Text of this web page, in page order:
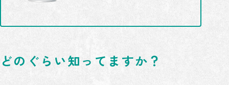
どのぐらい知ってますか？